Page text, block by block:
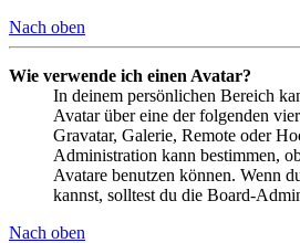
Nach oben
Wie verwende ich einen Avatar?
In deinem persönlichen Bereich
Avatar über eine der folgenden
Gravatar, Galerie, Remote oder
Administration kann bestimmen,
Avatare benutzen können. Wenn
kannst, solltest du die Board-
Nach oben